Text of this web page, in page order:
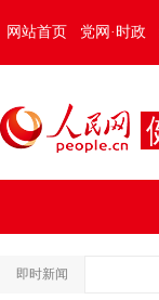
网站首页 党网·时政
即时新闻